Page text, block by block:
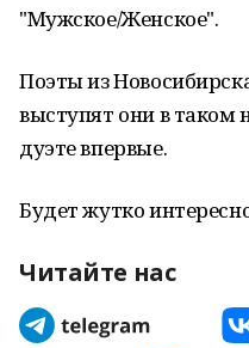
"Мужское/Женское".
Поэты из
выступят они в таком
дуэте впервые.
Будет жутко
Читайте нас